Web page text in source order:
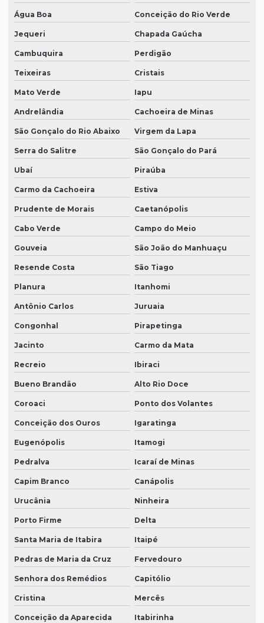
Água Boa Conceição do Rio Verde
Jequeri Chapada Gaúcha
Cambuquira Perdigão
Teixeiras Cristais
Mato Verde Iapu
Andrelândia Cachoeira de Minas
São Gonçalo do Rio Abaixo Virgem da Lapa
Serra do Salitre São Gonçalo do Pará
Ubaí Piraúba
Carmo da Cachoeira Estiva
Prudente de Morais Caetanópolis
Cabo Verde Campo do Meio
Gouveia São João do Manhuaçu
Resende Costa São Tiago
Planura Itanhomi
Antônio Carlos Juruaia
Congonhal Pirapetinga
Jacinto Carmo da Mata
Recreio Ibiraci
Bueno Brandão Alto Rio Doce
Coroaci Ponto dos Volantes
Conceição dos Ouros Igaratinga
Eugenópolis Itamogi
Pedralva Icaraí de Minas
Capim Branco Canápolis
Urucânia Ninheira
Porto Firme Delta
Santa Maria de Itabira Itaipé
Pedras de Maria da Cruz Fervedouro
Senhora dos Remédios Capitólio
Cristina Mercês
Conceição da Aparecida Itabirinha